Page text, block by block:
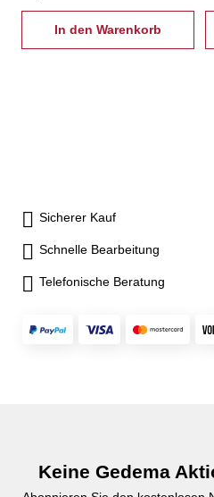
In den Warenkorb
Sicherer Kauf
Schnelle Bearbeitung
Telefonische Beratung
Keine Gedema